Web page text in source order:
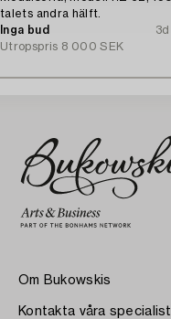
talets andra hälft.
Inga bud
Utropspris 8 000 SEK
Om Bukowskis
Kontakta våra